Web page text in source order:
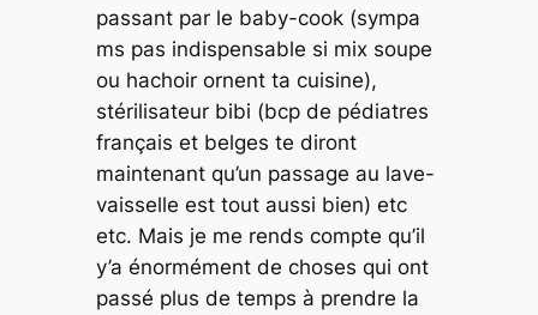
passant par le baby-cook (sympa
ms pas indispensable si mix soupe
ou hachoir ornent ta cuisine),
stérilisateur bibi (bcp de pédiatres
français et belges te diront
maintenant qu’un passage au lave-
vaisselle est tout aussi bien) etc
etc. Mais je me rends compte qu’il
y’a énormément de choses qui ont
passé plus de temps à prendre la